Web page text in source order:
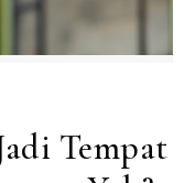
Tempat